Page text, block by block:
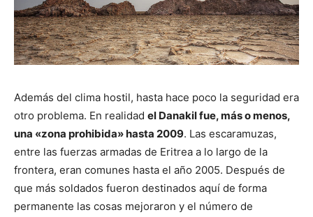
Además del clima hostil, hasta hace poco la seguridad era
otro problema. En realidad el Danakil fue, más o menos,
una «zona prohibida» hasta 2009. Las escaramuzas,
entre las fuerzas armadas de Eritrea a lo largo de la
frontera, eran comunes hasta el año 2005. Después de
que más soldados fueron destinados aquí de forma
permanente las cosas mejoraron y el número de